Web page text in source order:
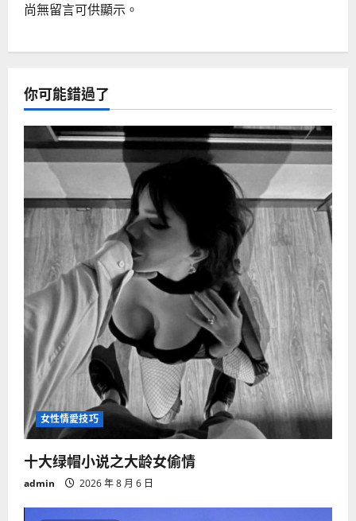
尚無留言可供顯示。
你可能錯過了
女性情愛技巧
十大绿帽小说之大龄女偷情
admin 2026 年 8 月 6 日